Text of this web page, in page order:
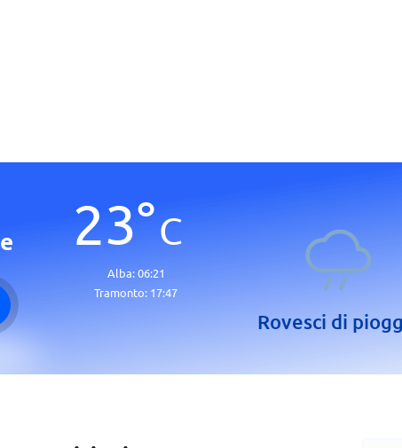
23°C
Alba:06:21
Tramonto: 17:47
Rovesci di